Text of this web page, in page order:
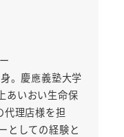
。慶應義塾大学
あいおい生命保
代理店様を担
としての経験と